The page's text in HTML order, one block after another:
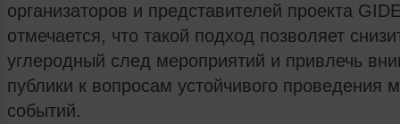
организаторов и представителей проекта
отмечается, что такой подход позволяет
углеродный след мероприятий и привлечь
публики к вопросам устойчивого проведения
событий.